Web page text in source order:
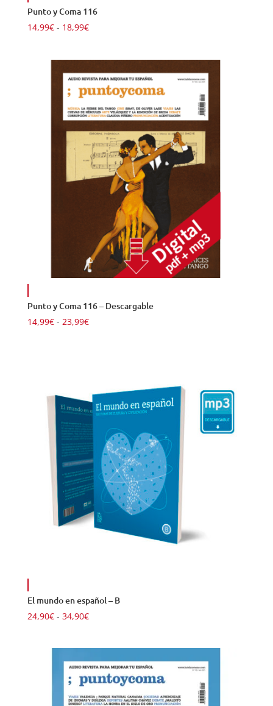
Punto y Coma 116
14,99€ - 18,99€Rango
14,99€
hasta
18,99€
Punto y Coma 116 – Descargable
14,99€ - 23,99€Rango
hasta
23,99€
El mundo en español – B
24,90€ - 34,90€Rango
24,90€
hasta
34,90€